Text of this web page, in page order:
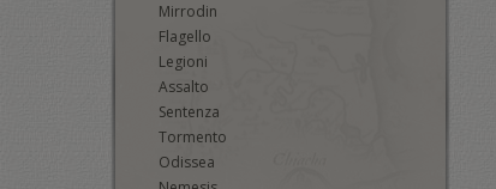
Mirrodin
Flagello
Legioni
Assalto
Sentenza
Tormento
Odissea